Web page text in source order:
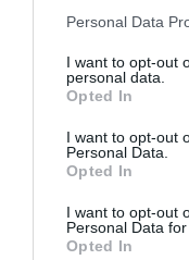
Personal Data
I want to opt-out
personal data.
Opted In
I want to opt-out
Personal Data.
Opted In
I want to opt-out
Personal Data
Opted In
La vicenda riporta
Mediterraneo,
condizioni
prima di
Articolo precedente
Flussi, nuova